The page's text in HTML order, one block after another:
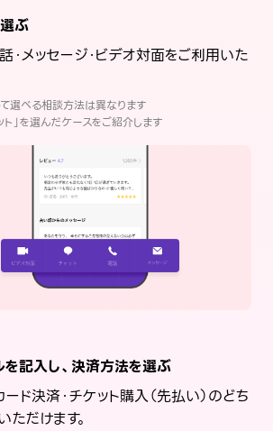
ぶ
話・メッセージ・ビデオ対面をご利用いた
選べる相談方法は異なります
」を選んだケースをご紹介します
を記入し、決済方法を選ぶ
ード決済・チケット購入（先払い）のどち
ただけます。